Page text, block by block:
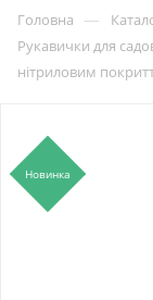
Головна —
Рукавички для
нітриловим
Новинка